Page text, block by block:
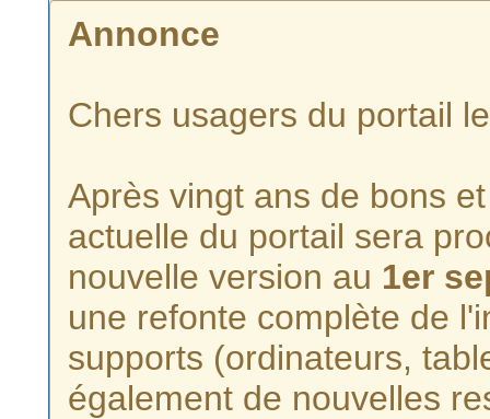
Annonce
Chers usagers du portail
Après vingt ans de bons
actuelle du portail sera
nouvelle version au 1er
une refonte complète de
supports (ordinateurs,
également de nouvelles